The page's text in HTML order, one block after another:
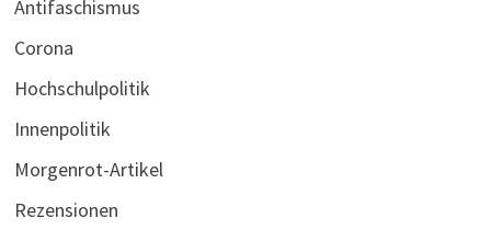
Antifaschismus
Corona
Hochschulpolitik
Innenpolitik
Morgenrot-Artikel
Rezensionen